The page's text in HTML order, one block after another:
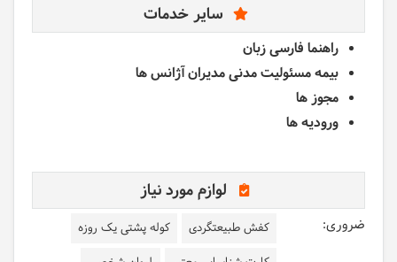
سایر خدمات
راهنما فارسی زبان
بیمه مسئولیت مدنی مدیران آژانس ها
مجوز ها
ورودیه ها
لوازم مورد نیاز
ضروری: کفش طبیعتگردی
کوله پشتی یک روزه